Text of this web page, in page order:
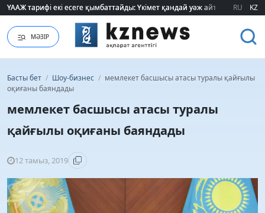
ҮААЖ тарифі екі есеге қымбаттайды: Үкімет қандай уәж айтады?
ҮААЖ тарифі екі есеге қымбаттайды: Үкімет қандай уәж айтады? RU KZ
МӘЗІР
Басты бет / Шоу-бизнес / мемлекет басшысы атасы туралы қайғылы
оқиғаны баяндады
мемлекет басшысы атасы туралы
қайғылы оқиғаны баяндады
12 тамыз, 2019